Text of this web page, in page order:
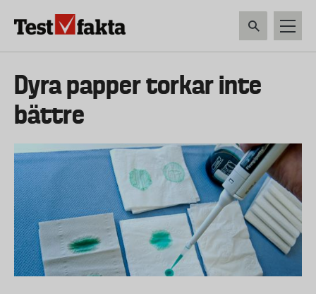
Huvudmeny
ny
Dyra papper torkar inte
bättre